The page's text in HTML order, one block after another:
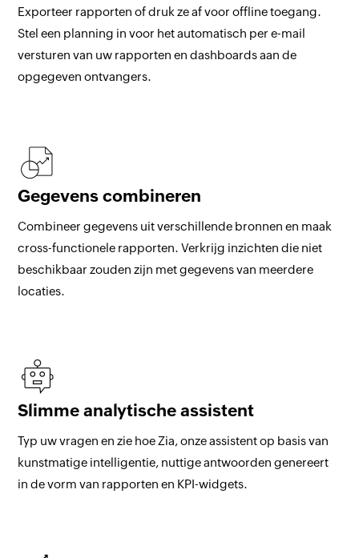
Exporteer rapporten of druk ze af voor offline toegang.
Stel een planning in voor het automatisch per e-mail
versturen van uw rapporten en dashboards aan de
opgegeven ontvangers.
Gegevens combineren
Combineer gegevens uit verschillende bronnen en maak
cross-functionele rapporten. Verkrijg inzichten die niet
beschikbaar zouden zijn met gegevens van meerdere
locaties.
Slimme analytische assistent
Typ uw vragen en zie hoe Zia, onze assistent op basis van
kunstmatige intelligentie, nuttige antwoorden genereert
in de vorm van rapporten en KPI-widgets.